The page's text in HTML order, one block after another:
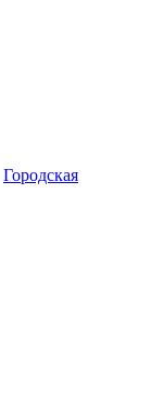
Городская